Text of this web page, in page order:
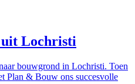
uit Lochristi
bouwgrond in Lochristi. Toen
Plan & Bouw ons succesvolle